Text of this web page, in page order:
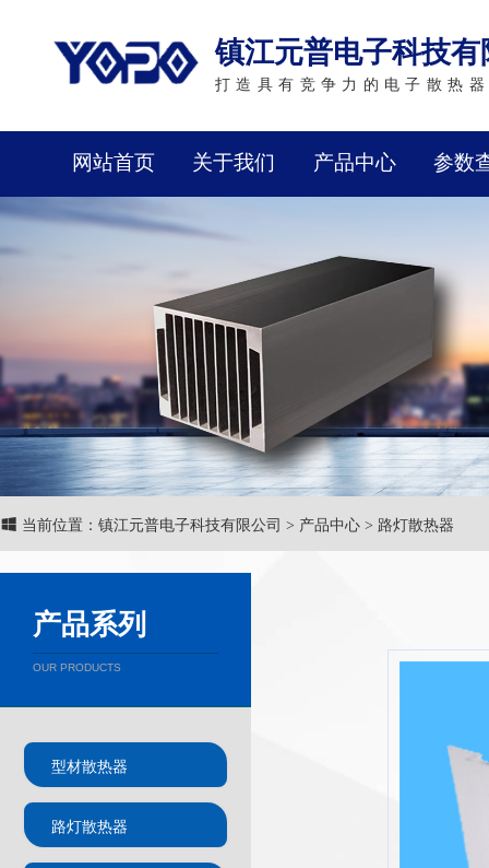
镇江元普电子科技有
打造具有竞争力的电子散热
网站首页 关于我们 产品中心 参数
当前位置：镇江元普电子科技有限公司 > 产品中心 > 路灯散热器
产品系列
OUR PRODUCTS
型材散热器
路灯散热器